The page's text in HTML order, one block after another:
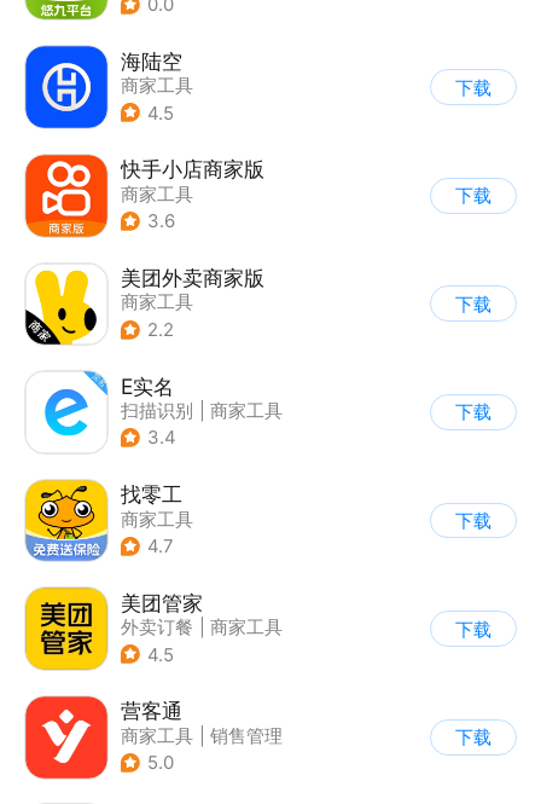
0.0
海陆空
商家工具
4.5
下载
快手小店商家版
商家工具
3.6
下载
美团外卖商家版
商家工具
2.2
下载
E实名
扫描识别
商家工具
3.4
下载
找零工
商家工具
4.7
下载
美团管家
外卖订餐
商家工具
4.5
下载
营客通
商家工具
销售管理
5.0
下载